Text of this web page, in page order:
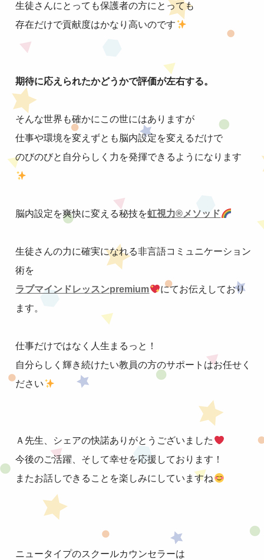
生徒さんにとっても保護者の方にとっても
存在だけで貢献度はかなり高いのです
期待に応えられたかどうかで評価が左右する。
そんな世界も確かにこの世にはありますが
仕事や環境を変えずとも脳内設定を変えるだけで
のびのびと自分らしく力を発揮できるようになります
脳内設定を爽快に変える秘技を虹視力®︎メソッド
生徒さんの力に確実になれる非言語コミュニケーション
術を
ラブマインドレッスンpremium
にてお伝えしており
ます。
仕事だけではなく人生まるっと！
自分らしく輝き続けたい教員の方のサポートはお任せく
ださい
Ａ先生、シェアの快諾ありがとうございました
今後のご活躍、そして幸せを応援しております！
またお話しできることを楽しみにしていますね
ニュータイプのスクールカウンセラーは